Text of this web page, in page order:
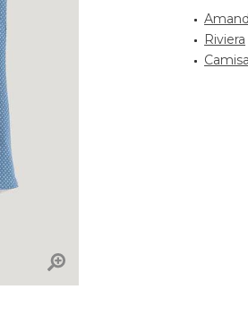
Riviera